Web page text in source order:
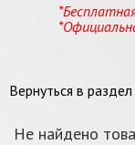
Вернуться в раздел
Не найдено